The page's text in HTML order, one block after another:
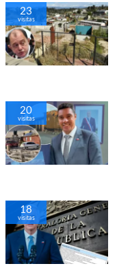
23
visitas
20
visitas
18
visitas